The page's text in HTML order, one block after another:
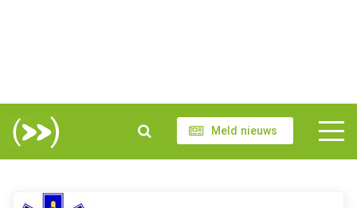
Meld nieuws